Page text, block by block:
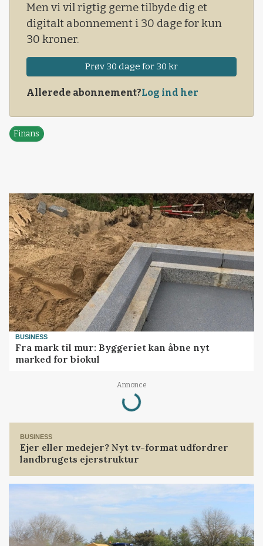
Men vi vil rigtig gerne tilbyde dig et
digitalt abonnement i 30 dage for kun
30 kroner.
Prøv 30 dage for 30 kr
Allerede abonnement?Log ind her
Finans
BUSINESS
Fra mark til mur: Byggeriet kan åbne nyt
marked for biokul
Annonce
Loading...
BUSINESS
Ejer eller medejer? Nyt tv-format udfordrer
landbrugets ejerstruktur